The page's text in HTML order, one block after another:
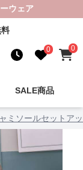
ウェア
0 0
SALE商品
ミソールセットア